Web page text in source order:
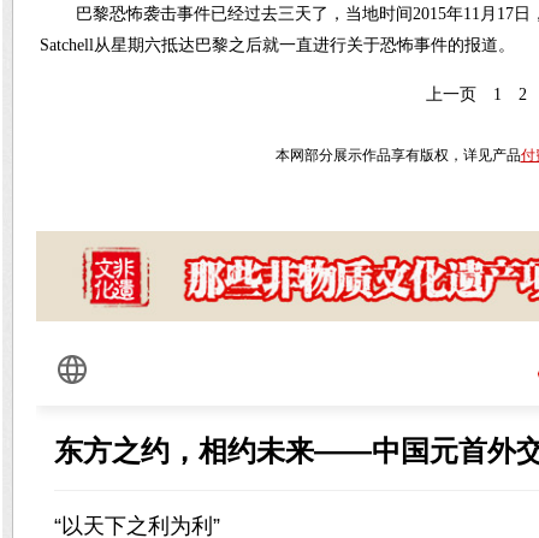
巴黎恐怖袭击事件已经过去三天了，当地时间2015年11月17
Satchell从星期六抵达巴黎之后就一直进行关于恐怖事件的报道。
上一页 1 2
本网部分展示作品享有版权，详见产品付